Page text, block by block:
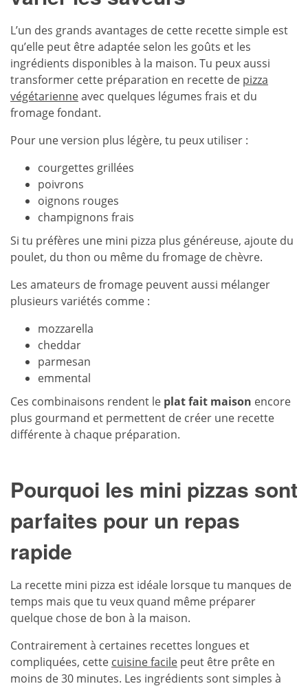
L’un des grands avantages de cette recette simple est
qu’elle peut être adaptée selon les goûts et les
ingrédients disponibles à la maison. Tu peux aussi
transformer cette préparation en recette de pizza
végétarienneavec quelques légumes frais et du
fromage fondant.
Pour une version plus légère, tu peux utiliser :
courgettes grillées
poivrons
oignons rouges
champignons frais
Si tu préfères une mini pizza plus généreuse, ajoute du
poulet, du thon ou même du fromage de chèvre.
Les amateurs de fromage peuvent aussi mélanger
plusieurs variétés comme :
mozzarella
cheddar
parmesan
emmental
Ces combinaisons rendent le plat fait maison encore
plus gourmand et permettent de créer une recette
différente à chaque préparation.
Pourquoi les mini pizzas sont
parfaites pour un repas
rapide
La recette mini pizza est idéale lorsque tu manques de
temps mais que tu veux quand même préparer
quelque chose de bon à la maison.
Contrairement à certaines recettes longues et
compliquées, cette cuisine facile peut être prête en
moins de 30 minutes. Les ingrédients sont simples à